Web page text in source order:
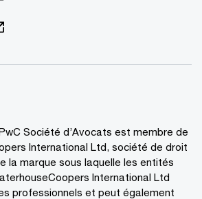
Société d’Avocats est membre de
International Ltd, société de droit
la marque sous laquelle les entités
International Ltd
professionnels et peut également